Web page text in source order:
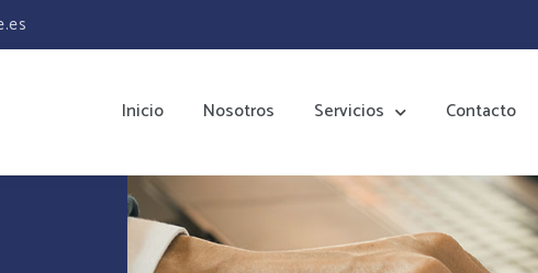
Inicio Nosotros Servicios Contacto